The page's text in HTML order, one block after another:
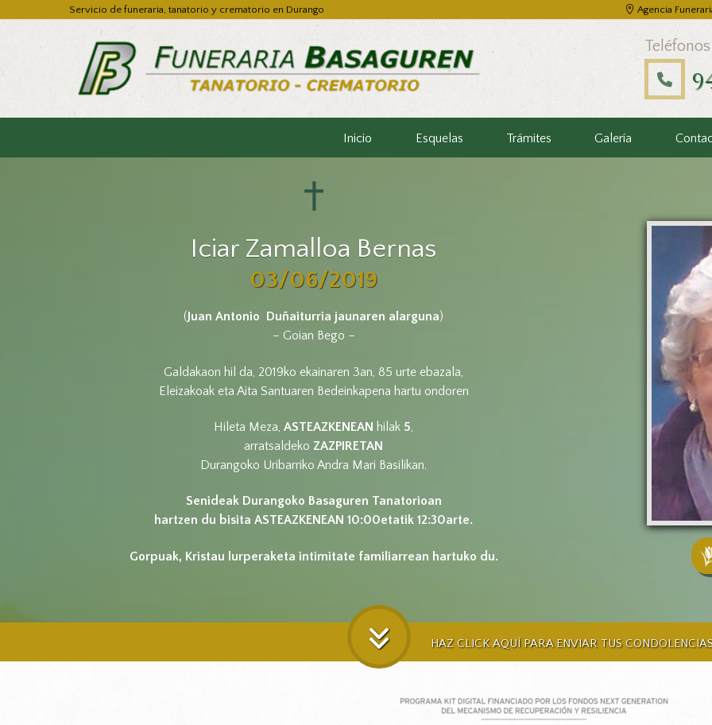
Servicio de funeraria, tanatorio y crematorio en Durango Agencia
Inicio Esquelas Trámites Galería
Iciar Zamalloa Bernas
03/06/2019
( Juan Antonio Duñaiturria jaunaren alarguna)
– Goian Bego –
Galdakaon hil da, 2019ko ekainaren 3an, 85 urte ebazala,
Eleizakoak eta Aita Santuaren Bedeinkapena hartu ondoren
Hileta Meza, ASTEAZKENEAN hilak 5,
arratsaldeko ZAZPIRETAN
Durangoko Uribarriko Andra Mari Basilikan.
Senideak Durangoko Basaguren Tanatorioan
hartzen du bisita ASTEAZKENEAN 10:00etatik 12:30arte.
Gorpuak, Kristau lurperaketa intimitate familiarrean hartuko du.
HAZ CLICK AQUÍ PARA ENVIAR TUS